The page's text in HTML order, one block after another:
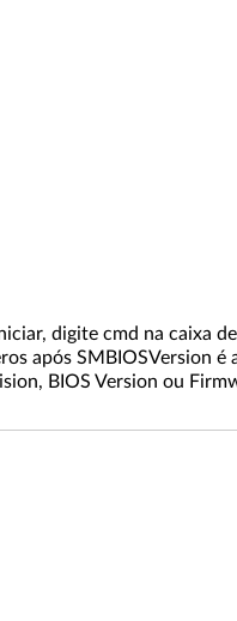
digite cmd na caixa
após SMBIOSVersion é
BIOS Version ou